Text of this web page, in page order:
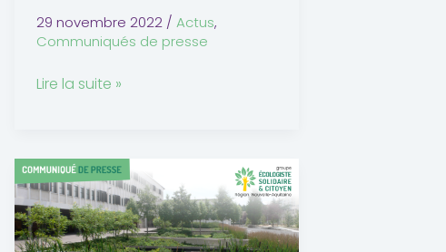
29 novembre 2022 / Actus,
Communiqués de presse
Lire la suite »
Végétalisation
des
lycées :
après